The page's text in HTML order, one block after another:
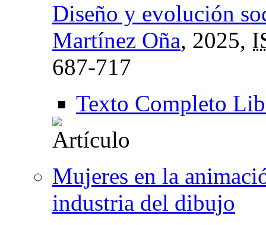
Diseño y evolución
Martínez Oña, 2025,
687-717
Texto Completo
Mujeres en la
industria del dibujo